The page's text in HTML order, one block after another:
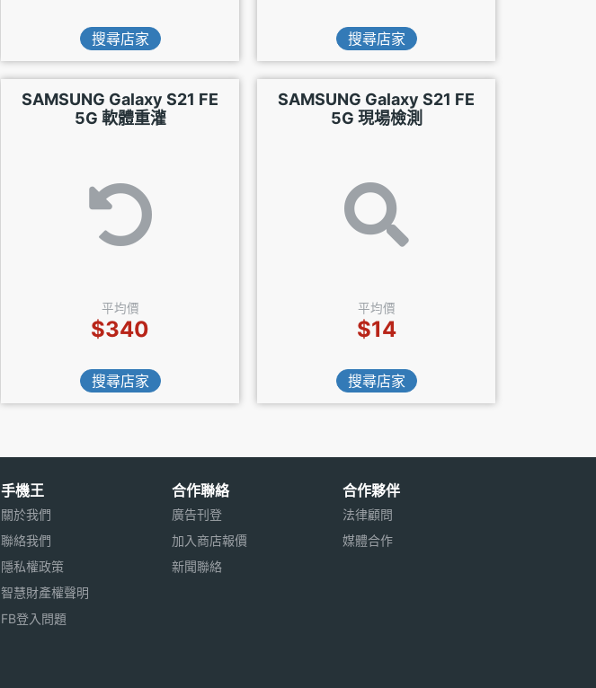
搜尋店家 搜尋店家
SAMSUNG Galaxy S21 FE
5G 軟體重灌
平均價
$340
搜尋店家
SAMSUNG Galaxy S21 FE
5G 現場檢測
平均價
$14
搜尋店家
手機王
關於我們
聯絡我們
隱私權政策
智慧財產權聲明
FB登入問題
合作聯絡
廣告刊登
加入商店報價
新聞聯絡
合作夥伴
法律顧問
媒體合作